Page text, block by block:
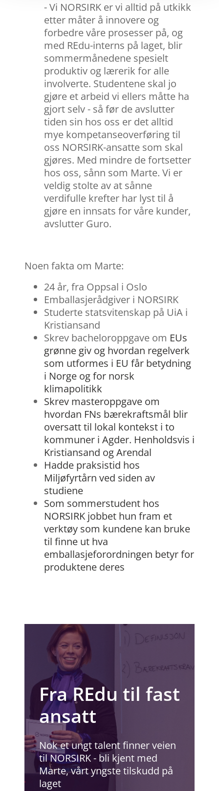
- Vi NORSIRK er vi alltid på utkikk
etter måter å innovere og
forbedre våre prosesser på, og
med REdu-interns på laget, blir
sommermånedene spesielt
produktiv og lærerik for alle
involverte. Studentene skal jo
gjøre et arbeid vi ellers måtte ha
gjort selv - så før de avslutter
tiden sin hos oss er det alltid
mye kompetanseoverføring til
oss NORSIRK-ansatte som skal
gjøres. Med mindre de fortsetter
hos oss, sånn som Marte. Vi er
veldig stolte av at sånne
verdifulle krefter har lyst til å
gjøre en innsats for våre kunder,
avslutter Guro.
Noen fakta om Marte:
24 år, fra Oppsal i Oslo
Emballasjerådgiver i NORSIRK
Studerte statsvitenskap på UiA i
Kristiansand
Skrev bacheloroppgave om EUs
grønne giv og hvordan regelverk
som utformes i EU får betydning
i Norge og for norsk
klimapolitikk
Skrev masteroppgave om
hvordan FNs bærekraftsmål blir
oversatt til lokal kontekst i to
kommuner i Agder. Henholdsvis i
Kristiansand og Arendal
Hadde praksistid hos
Miljøfyrtårn ved siden av
studiene
Som sommerstudent hos
NORSIRK jobbet hun fram et
verktøy som kundene kan bruke
til finne ut hva
emballasjeforordningen betyr for
produktene deres
Fra REdu til fast
ansatt
Nok et ungt talent finner veien
til NORSIRK - bli kjent med
Marte, vårt yngste tilskudd på
laget